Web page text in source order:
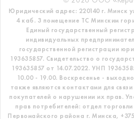
Юридический адрес: 220140 г. Минск
4 каб. 3 помещение ТС Минским
Единый государственный регистр
индивидуальных
государственной регистрации
193635857. Свидетельство о
193635857 от 14.07.2022. УНП
10.00 - 19.00. Воскресенье -
также являются контактами для
покупателей о нарушении их прав.
прав потребителей: отдел
Первомайского района г. Минска,